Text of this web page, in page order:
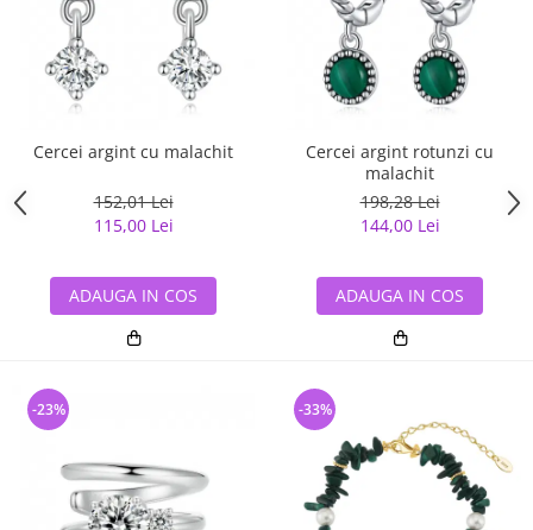
Cercei argint cu malachit
152,01 Lei
115,00 Lei
ADAUGA IN COS
Cercei argint rotunzi cu
malachit
198,28 Lei
144,00 Lei
ADAUGA IN COS
-23% -33%